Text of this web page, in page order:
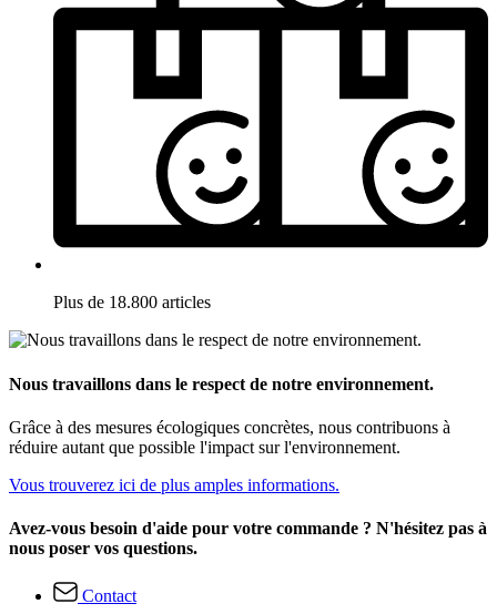
Plus de 18.800 articles
Nous travaillons dans le respect de notre environnement.
Grâce à des mesures écologiques concrètes, nous contribuons à
réduire autant que possible l'impact sur l'environnement.
Vous trouverez ici de plus amples informations.
Avez-vous besoin d'aide pour votre commande ? N'hésitez pas à
nous poser vos questions.
Contact